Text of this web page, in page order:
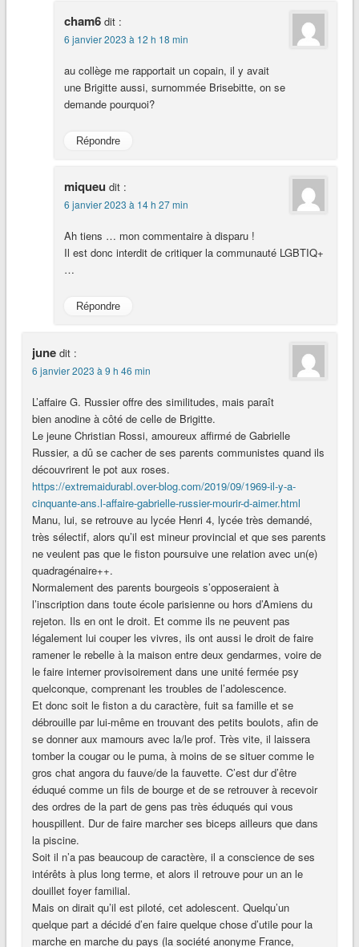
cham6 dit :
6 janvier 2023 à 12 h 18 min
au collège me rapportait un copain, il y avait
une Brigitte aussi, surnommée Brisebitte, on se
demande pourquoi?
Répondre
miqueu dit :
6 janvier 2023 à 14 h 27 min
Ah tiens … mon commentaire à disparu !
Il est donc interdit de critiquer la communauté LGBTIQ+
…
Répondre
june dit :
6 janvier 2023 à 9 h 46 min
L’affaire G. Russier offre des similitudes, mais paraît
bien anodine à côté de celle de Brigitte.
Le jeune Christian Rossi, amoureux affirmé de Gabrielle
Russier, a dû se cacher de ses parents communistes quand ils
découvrirent le pot aux roses.
https://extremaidurabl.over-blog.com/2019/09/1969-il-y-a-
cinquante-ans.l-affaire-gabrielle-russier-mourir-d-aimer.html
Manu, lui, se retrouve au lycée Henri 4, lycée très demandé,
très sélectif, alors qu’il est mineur provincial et que ses parents
ne veulent pas que le fiston poursuive une relation avec un(e)
quadragénaire++.
Normalement des parents bourgeois s’opposeraient à
l’inscription dans toute école parisienne ou hors d’Amiens du
rejeton. Ils en ont le droit. Et comme ils ne peuvent pas
légalement lui couper les vivres, ils ont aussi le droit de faire
ramener le rebelle à la maison entre deux gendarmes, voire de
le faire interner provisoirement dans une unité fermée psy
quelconque, comprenant les troubles de l’adolescence.
Et donc soit le fiston a du caractère, fuit sa famille et se
débrouille par lui-même en trouvant des petits boulots, afin de
se donner aux mamours avec la/le prof. Très vite, il laissera
tomber la cougar ou le puma, à moins de se situer comme le
gros chat angora du fauve/de la fauvette. C’est dur d’être
éduqué comme un fils de bourge et de se retrouver à recevoir
des ordres de la part de gens pas très éduqués qui vous
houspillent. Dur de faire marcher ses biceps ailleurs que dans
la piscine.
Soit il n’a pas beaucoup de caractère, il a conscience de ses
intérêts à plus long terme, et alors il retrouve pour un an le
douillet foyer familial.
Mais on dirait qu’il est piloté, cet adolescent. Quelqu’un
quelque part a décidé d’en faire quelque chose d’utile pour la
marche en marche du pays (la société anonyme France,